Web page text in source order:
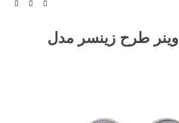
مانومتر Co2 وینر طرح زینسر مدل